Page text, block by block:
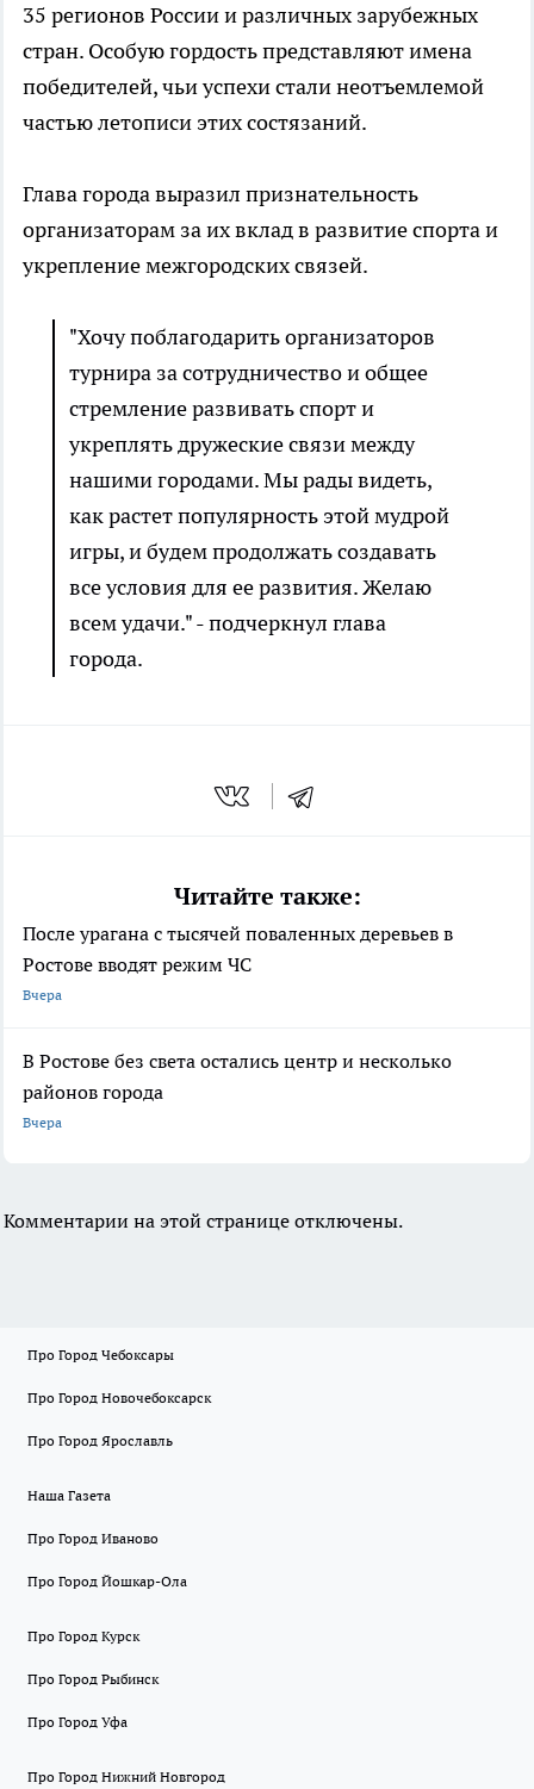
35 регионов России и различных зарубежных
стран. Особую гордость представляют имена
победителей, чьи успехи стали неотъемлемой
частью летописи этих состязаний.
Глава города выразил признательность
организаторам за их вклад в развитие спорта и
укрепление межгородских связей.
"Хочу поблагодарить организаторов
турнира за сотрудничество и общее
стремление развивать спорт и
укреплять дружеские связи между
нашими городами. Мы рады видеть,
как растет популярность этой мудрой
игры, и будем продолжать создавать
все условия для ее развития. Желаю
всем удачи." - подчеркнул глава
города.
Читайте также:
После урагана с тысячей поваленных деревьев в
Ростове вводят режим ЧС
Вчера
В Ростове без света остались центр и несколько
районов города
Вчера
Комментарии на этой странице отключены.
Про Город Чебоксары
Про Город Новочебоксарск
Про Город Ярославль
Наша Газета
Про Город Иваново
Про Город Йошкар-Ола
Про Город Курск
Про Город Рыбинск
Про Город Уфа
Про Город Нижний Новгород